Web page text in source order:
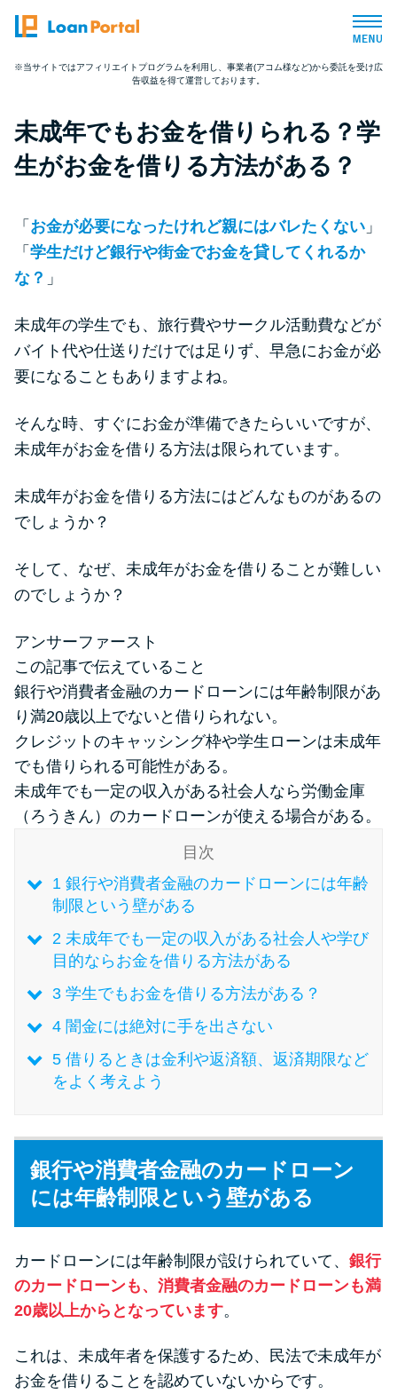
トップページ
おすすめコンテンツ
とにかくすぐ借りたい方向け
審査が不安な方向け
カードローン診断
カードローンQ&A
特集ページ
カードローンの見直しで40万円
得した話
最速！最短40分で借りられるカ
ードローン
特集ページ一覧
種類や特徴で探す
銀行カードローンを選ぶべき4つ
の理由
無利息期間を利用して利息0円で
今月の家賃払えない…2ヵ月目に
家賃払えないが強制退去は避け
たい…市役所に相談より賢い方
法2選
※当サイトではアフィリエイトプログラムを利用し、事業者(アコム様など)から委託を受け広
告収益を得て運営しております。
未成年でもお金を借りられる？学
生がお金を借りる方法がある？
「 お金が必要になったけれど親にはバレたくない 」
「 学生だけど銀行や街金でお金を貸してくれるか
な？ 」
未成年の学生でも、旅行費やサークル活動費などが
バイト代や仕送りだけでは足りず、早急にお金が必
要になることもありますよね。
そんな時、すぐにお金が準備できたらいいですが、
未成年がお金を借りる方法は限られています。
未成年がお金を借りる方法にはどんなものがあるの
でしょうか？
そして、なぜ、未成年がお金を借りることが難しい
のでしょうか？
アンサーファースト
この記事で伝えていること
銀行や消費者金融のカードローンには年齢制限があ
り満20歳以上でないと借りられない。
クレジットのキャッシング枠や学生ローンは未成年
でも借りられる可能性がある。
未成年でも一定の収入がある社会人なら労働金庫
（ろうきん）のカードローンが使える場合がある。
目次
1銀行や消費者金融のカードローンには年齢
制限という壁がある
2未成年でも一定の収入がある社会人や学び
目的ならお金を借りる方法がある
3学生でもお金を借りる方法がある？
4闇金には絶対に手を出さない
5借りるときは金利や返済額、返済期限など
をよく考えよう
銀行や消費者金融のカードローン
には年齢制限という壁がある
カードローンには年齢制限が設けられていて、 銀行
のカードローンも、消費者金融のカードローンも満
20歳以上からとなっています。
これは、未成年者を保護するため、民法で未成年が
お金を借りることを認めていないからです。